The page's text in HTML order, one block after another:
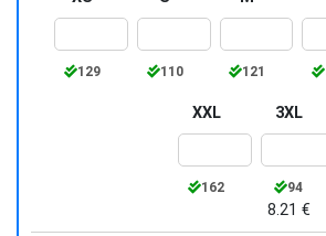
129 110 121
XXL
162
3XL
94
8.21 €